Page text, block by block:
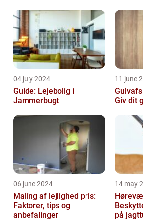
04 july 2024
Guide: Lejebolig i
Jammerbugt
11 june
Giv dit
06 june 2024
Maling af lejlighed pris:
Faktorer, tips og
anbefalinger
14 may
på